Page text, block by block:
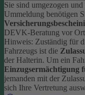
Sie sind umgezogen
Ummeldung benötigen
DEVK-Beratung vor
Hinweis: Zuständig für
Fahrzeugs ist die
der Halterin. Um ein
Einzugsermächtigung
jemanden mit der
sich Ihre Vertretung